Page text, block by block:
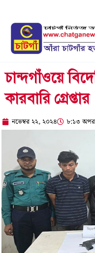
content
চান্দগাঁওয়ে
কারবারি গ্রেপ্তার
নভেম্বর ২২, ২০২৪ ৮:১৩